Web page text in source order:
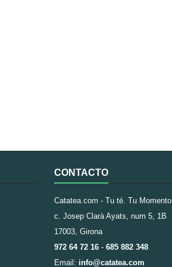
CONTACTO
Catatea.com - Tu té. Tu Momento
c. Josep Clarà Ayats, num 5, 1B
17003, Girona
972 64 72 16 - 685 882 348
Email: info@catatea.com